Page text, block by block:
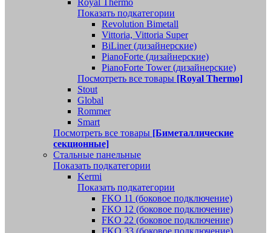
Royal Thermo
Показать подкатегории
Revolution Bimetall
Vittoria, Vittoria Super
BiLiner (дизайнерские)
PianoForte (дизайнерские)
PianoForte Tower (дизайнерские)
Посмотреть все товары [Royal Thermo]
Stout
Global
Rommer
Smart
Посмотреть все товары [Биметаллические
секционные]
Стальные панельные
Показать подкатегории
Kermi
Показать подкатегории
FKO 11 (боковое подключение)
FKO 12 (боковое подключение)
FKO 22 (боковое подключение)
FKO 33 (боковое подключение)